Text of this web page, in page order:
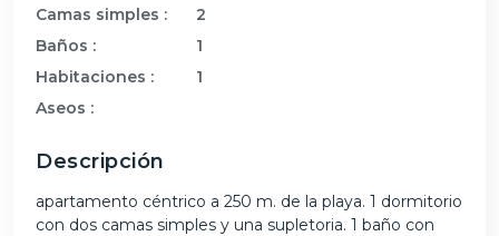
Camas simples :
2
Baños :
1
Habitaciones :
1
Aseos :
Descripción
apartamento céntrico a 250 m. de la playa. 1 dormitorio
con dos camas simples y una supletoria. 1 baño con